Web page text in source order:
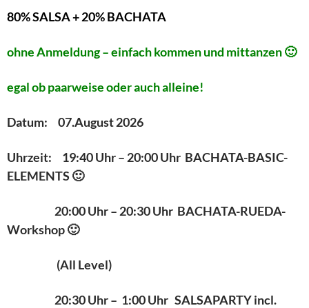
80% SALSA + 20% BACHATA
ohne Anmeldung – einfach kommen und mittanzen 🙂
egal ob paarweise oder auch alleine!
Datum: 07.August 2026
Uhrzeit: 19:40 Uhr – 20:00 Uhr BACHATA-BASIC-
ELEMENTS 🙂
20:00 Uhr – 20:30 Uhr BACHATA-RUEDA-
Workshop 🙂
(All Level)
20:30 Uhr – 1:00 Uhr SALSAPARTY incl.